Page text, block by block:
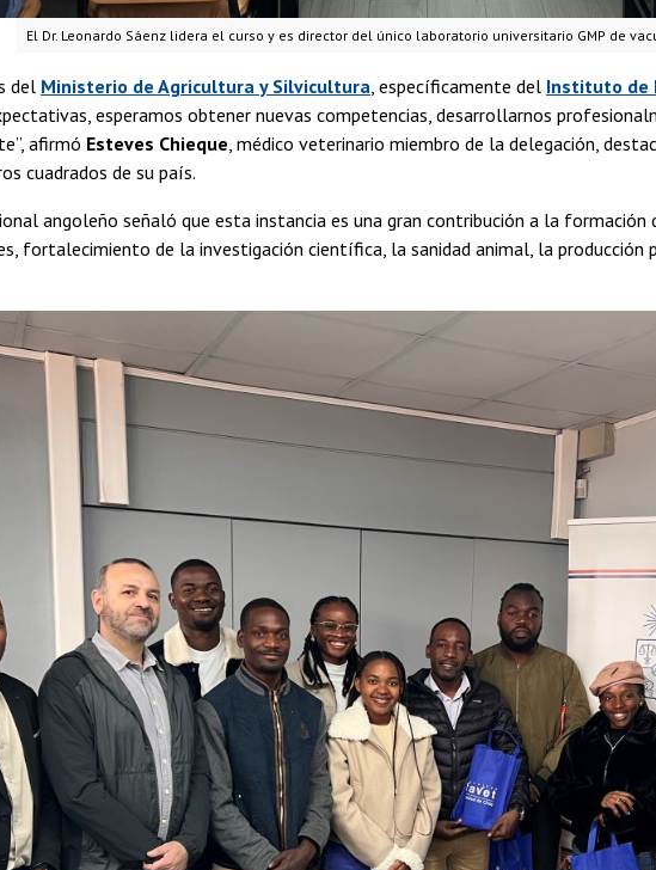
El Dr. Leonardo Sáenz lidera el curso y es director del único laboratorio universitario GMP de
del Ministerio de Agricultura y Silvicultura, específicamente del Instituto de
esperamos obtener nuevas competencias, desarrollarnos
afirmó Esteves Chieque, médico veterinario miembro de la delegación,
cuadrados de su país.
angoleño señaló que esta instancia es una gran contribución a la formación
fortalecimiento de la investigación científica, la sanidad animal, la producción